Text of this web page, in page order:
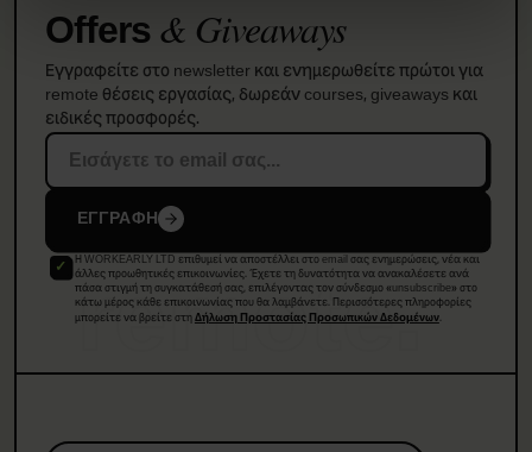
remote.
Offers& Giveaways
Εγγραφείτε στο newsletter και ενημερωθείτε πρώτοι για
remote θέσεις εργασίας, δωρεάν courses, giveaways και
ειδικές προσφορές.
ΕΓΓΡΑΦΗ
Η WORKEARLY LTD επιθυμεί να αποστέλλει στο email σας ενημερώσεις, νέα και
άλλες προωθητικές επικοινωνίες. Έχετε τη δυνατότητα να ανακαλέσετε ανά
πάσα στιγμή τη συγκατάθεσή σας, επιλέγοντας τον σύνδεσμο «unsubscribe» στο
κάτω μέρος κάθε επικοινωνίας που θα λαμβάνετε. Περισσότερες πληροφορίες
μπορείτε να βρείτε στηΔήλωση Προστασίας Προσωπικών Δεδομένων.